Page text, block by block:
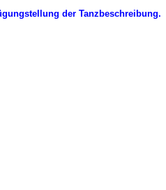
der Tanzbeschreibung.